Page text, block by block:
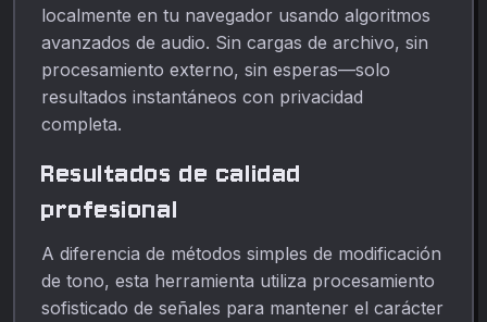
localmente en tu navegador usando algoritmos
avanzados de audio. Sin cargas de archivo, sin
procesamiento externo, sin esperas—solo
resultados instantáneos con privacidad
completa.
Resultados de calidad
profesional
A diferencia de métodos simples de modificación
de tono, esta herramienta utiliza procesamiento
sofisticado de señales para mantener el carácter